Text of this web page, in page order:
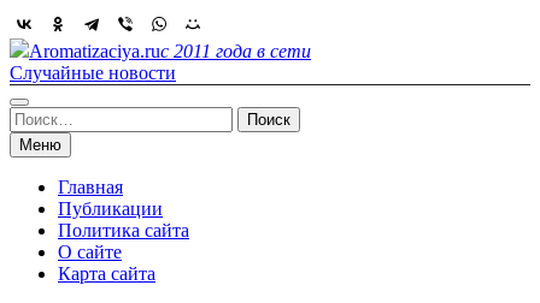
Skip
to
content
Aromatizaciya.ruс 2011 года в сети
Случайные новости
Найти:
Меню
Главная
Публикации
Политика сайта
О сайте
Карта сайта